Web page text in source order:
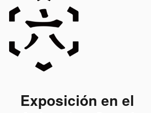
Exposición en el